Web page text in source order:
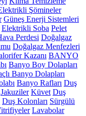
Şömineler
Güneş Enerji Sistemleri
Elektrikli Soba Pelet
Perdesi Doğalgaz
Doğalgaz Menfezleri
Kazanı BANYO
Banyo Boy Dolapları
Banyo Dolapları
Banyo Rafları Duş
Jakuziler Küvet Duş
Duş Kolonları Sürgülü
Lavabolar